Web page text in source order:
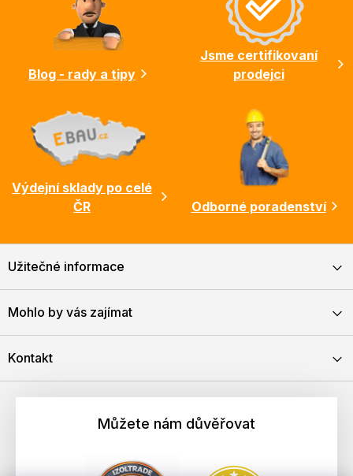
Blog - rady a tipy
Jsme certifikovaní
prodejci
Výdejní sklady po celé
ČR
Odborné poradenství
Užitečné informace
Mohlo by vás zajímat
Kontakt
Můžete nám důvěřovat